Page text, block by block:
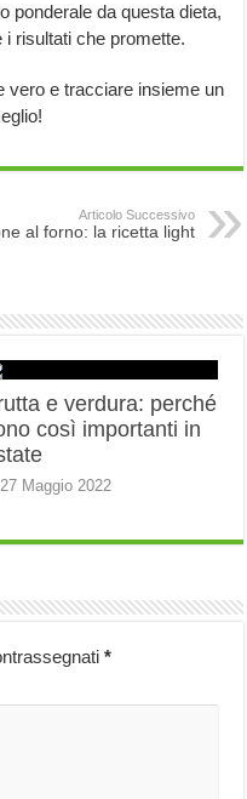
ponderale da questa dieta,
risultati che promette.
vero e tracciare insieme un
Articolo Successivo
al forno: la ricetta light
e verdura: perché
così importanti in
27 Maggio 2022
*